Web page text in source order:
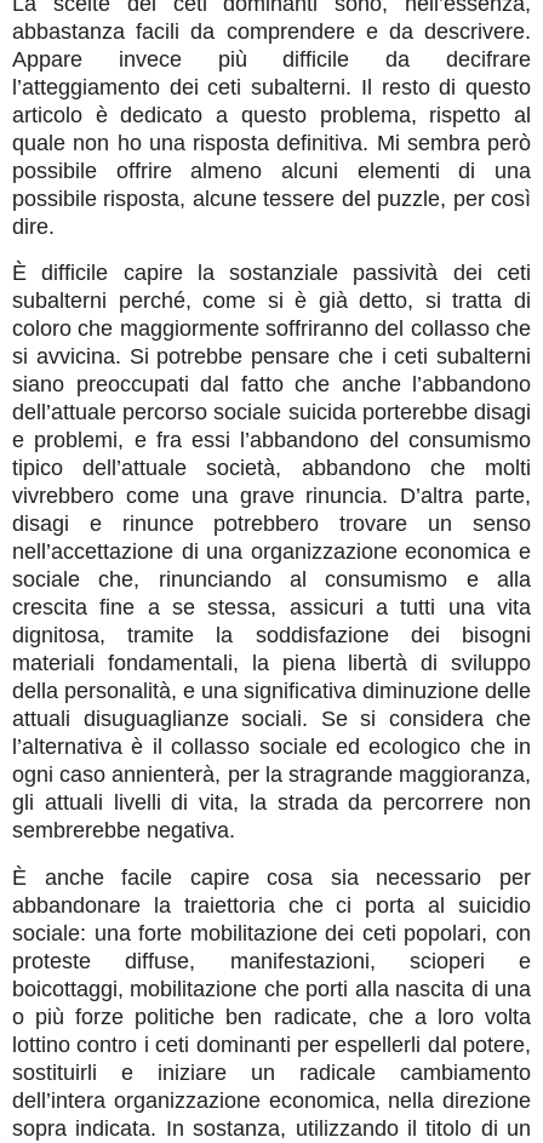
abbastanza facili da comprendere e da descrivere.
Appare invece più difficile da decifrare
l’atteggiamento dei ceti subalterni. Il resto di questo
articolo è dedicato a questo problema, rispetto al
quale non ho una risposta definitiva. Mi sembra però
possibile offrire almeno alcuni elementi di una
possibile risposta, alcune tessere del puzzle, per così
dire.
È difficile capire la sostanziale passività dei ceti
subalterni perché, come si è già detto, si tratta di
coloro che maggiormente soffriranno del collasso che
si avvicina. Si potrebbe pensare che i ceti subalterni
siano preoccupati dal fatto che anche l’abbandono
dell’attuale percorso sociale suicida porterebbe disagi
e problemi, e fra essi l’abbandono del consumismo
tipico dell’attuale società, abbandono che molti
vivrebbero come una grave rinuncia. D’altra parte,
disagi e rinunce potrebbero trovare un senso
nell’accettazione di una organizzazione economica e
sociale che, rinunciando al consumismo e alla
crescita fine a se stessa, assicuri a tutti una vita
dignitosa, tramite la soddisfazione dei bisogni
materiali fondamentali, la piena libertà di sviluppo
della personalità, e una significativa diminuzione delle
attuali disuguaglianze sociali. Se si considera che
l’alternativa è il collasso sociale ed ecologico che in
ogni caso annienterà, per la stragrande maggioranza,
gli attuali livelli di vita, la strada da percorrere non
sembrerebbe negativa.
È anche facile capire cosa sia necessario per
abbandonare la traiettoria che ci porta al suicidio
sociale: una forte mobilitazione dei ceti popolari, con
proteste diffuse, manifestazioni, scioperi e
boicottaggi, mobilitazione che porti alla nascita di una
o più forze politiche ben radicate, che a loro volta
lottino contro i ceti dominanti per espellerli dal potere,
sostituirli e iniziare un radicale cambiamento
dell’intera organizzazione economica, nella direzione
sopra indicata. In sostanza, utilizzando il titolo di un